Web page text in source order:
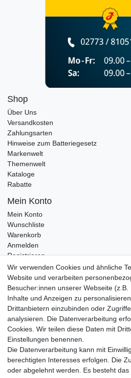
Shop
Über Uns
Versandkosten
Zahlungsarten
Hinweise zum Batteriegesetz
Markenwelt
Themenwelt
Kataloge
Rabatte
Mein Konto
Mein Konto
Wunschliste
Warenkorb
Anmelden
Registrieren
Kontakt
Newsletter Anmeldung
Newsletter Abmeldung
Wir verwenden Cookies und ähnliche
Website und verarbeiten
Besucher:innen unserer Webseite (z.B.
Inhalte und Anzeigen zu
Drittanbietern einzubinden oder
analysieren. Die Datenverarbeitung
Cookies. Wir teilen diese Daten mit
Einstellungen benennen.
Die Datenverarbeitung kann mit
berechtigten Interesses erfolgen. Die
oder abgelehnt werden. Es besteht